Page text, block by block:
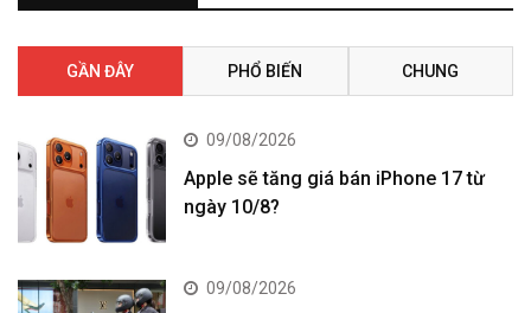
GẦN ĐÂY PHỔ BIẾN CHUNG
09/08/2026
Apple sẽ tăng giá bán iPhone 17 từ
ngày 10/8?
09/08/2026